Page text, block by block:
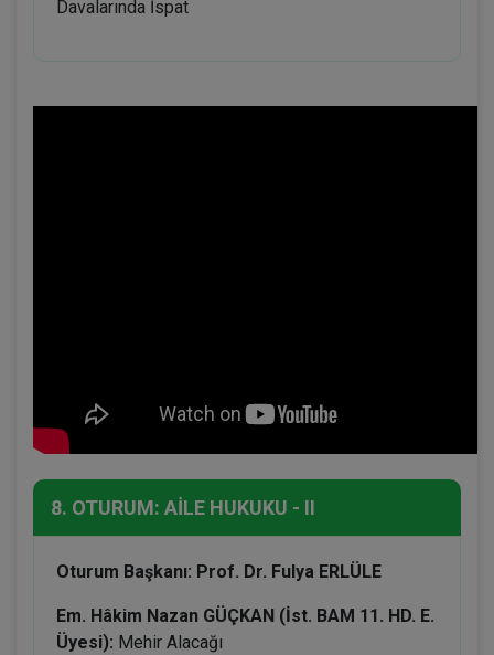
Davalarında İspat
8. OTURUM: AİLE HUKUKU - II
Oturum Başkanı: Prof. Dr. Fulya ERLÜLE
Em. Hâkim Nazan GÜÇKAN (İst. BAM 11. HD. E.
Üyesi): Mehir Alacağı